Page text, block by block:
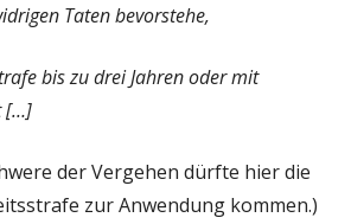
Taten bevorstehe,
bis zu drei Jahren oder mit
[…]
der Vergehen dürfte hier die
zur Anwendung kommen.)